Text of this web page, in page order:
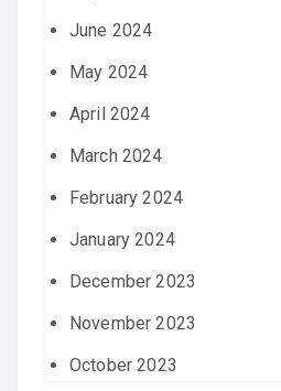
June 2024
May 2024
April 2024
March 2024
February 2024
January 2024
December 2023
November 2023
October 2023